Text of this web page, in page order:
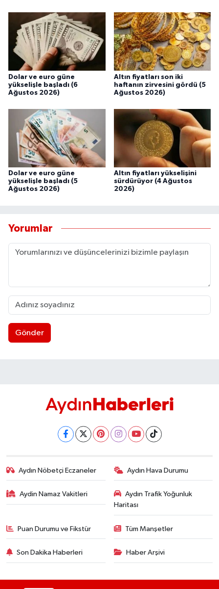
Dolar ve euro güne
yükselişle başladı (6
Ağustos 2026)
Altın fiyatları son iki
haftanın zirvesini gördü (5
Ağustos 2026)
Dolar ve euro güne
yükselişle başladı (5
Ağustos 2026)
Altın fiyatları yükselişini
sürdürüyor (4 Ağustos
2026)
Yorumlar
Gönder
Aydın Nöbetçi Eczaneler Aydın Hava Durumu
Aydin Namaz Vakitleri
Aydın Trafik Yoğunluk
Haritası
Puan Durumu ve Fikstür Tüm Manşetler
Son Dakika Haberleri Haber Arşivi